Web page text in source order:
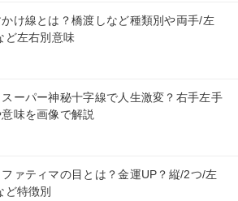
け線とは？橋渡しなど種類別や両手/左
ど左右別意味
スーパー神秘十字線で人生激変？右手左手
味を画像で解説
ファティマの目とは？金運UP？縦/2つ/左
ど特徴別